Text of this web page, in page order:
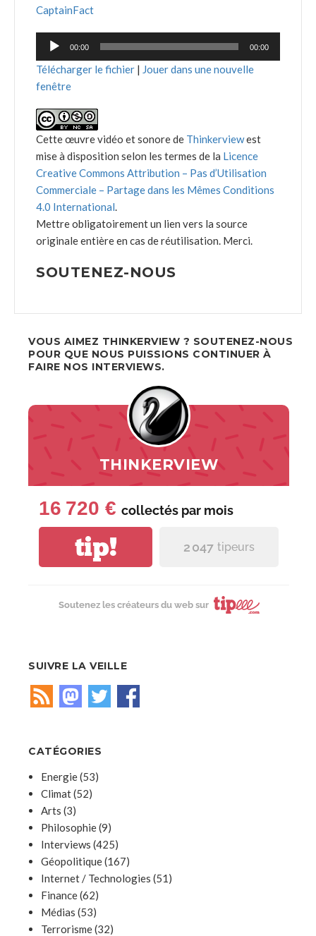
CaptainFact
Lecteur
00:00 00:00
Télécharger le fichier | Jouer dans une nouvelle
fenêtre
Cette œuvre vidéo et sonore de Thinkerviewest
mise à disposition selon les termes de la Licence
Creative Commons Attribution – Pas d’Utilisation
Commerciale – Partage dans les Mêmes Conditions
4.0 International.
Mettre obligatoirement un lien vers la source
originale entière en cas de réutilisation. Merci.
SOUTENEZ-NOUS
VOUS AIMEZ THINKERVIEW ? SOUTENEZ-NOUS
POUR QUE NOUS PUISSIONS CONTINUER À
FAIRE NOS INTERVIEWS.
THINKERVIEW
16 720 € collectés par mois
tip! 2 047 tipeurs
Soutenez les créateurs du web sur
SUIVRE LA VEILLE
CATÉGORIES
Energie(53)
Climat(52)
Arts (3)
Philosophie(9)
Interviews (425)
Géopolitique(167)
Internet / Technologies (51)
Finance(62)
Médias (53)
Terrorisme(32)